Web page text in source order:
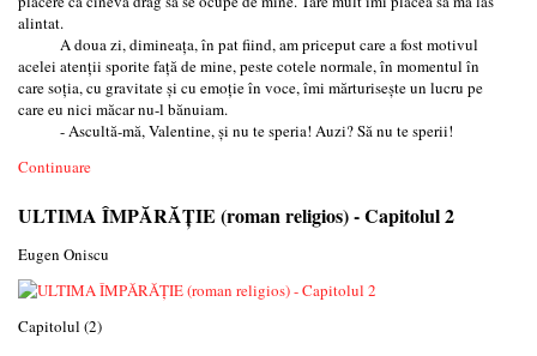
alintat.
A doua zi, dimineața, în pat fiind, am priceput care a fost motivul
acelei atenții sporite față de mine, peste cotele normale, în momentul în
care soția, cu gravitate și cu emoție în voce, îmi mărturisește un lucru pe
care eu nici măcar nu-l bănuiam.
- Ascultă-mă, Valentine, și nu te speria! Auzi? Să nu te sperii!
Continuare
ULTIMA ÎMPĂRĂȚIE (roman religios) - Capitolul 2
Eugen Oniscu
Capitolul (2)